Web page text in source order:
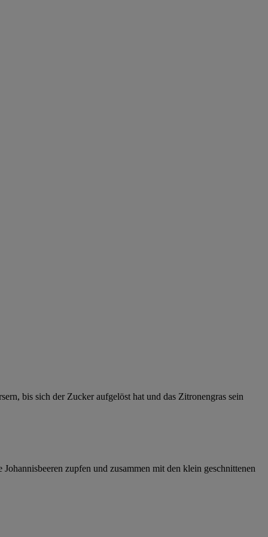
bis sich der Zucker aufgelöst hat und das Zitronengras sein
zupfen und zusammen mit den klein geschnittenen